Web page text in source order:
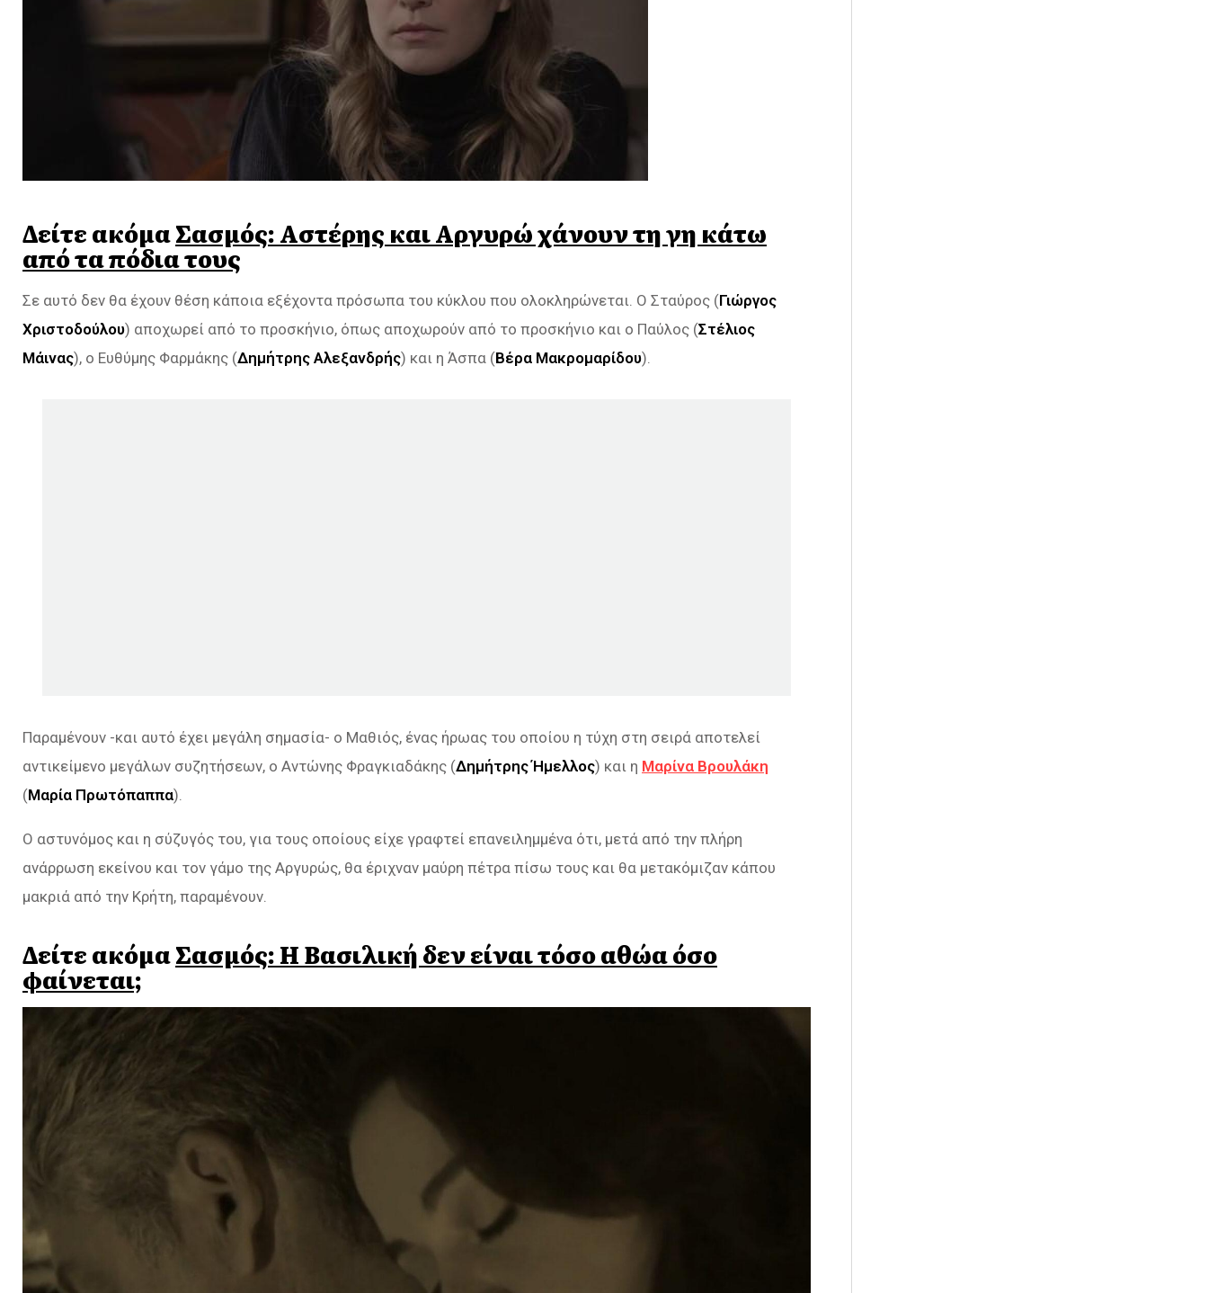
Δείτε ακόμαΣασμός: Αστέρης και Αργυρώ χάνουν τη γη κάτω
από τα πόδια τους
Σε αυτό δεν θα έχουν θέση κάποια εξέχοντα πρόσωπα του κύκλου που ολοκληρώνεται. Ο Σταύρος (Γιώργος
Χριστοδούλου) αποχωρεί από το προσκήνιο, όπως αποχωρούν από το προσκήνιο και ο Παύλος (Στέλιος
Μάινας), ο Ευθύμης Φαρμάκης (Δημήτρης Αλεξανδρής) και η Άσπα (Βέρα Μακρομαρίδου).
Παραμένουν -και αυτό έχει μεγάλη σημασία- ο Μαθιός, ένας ήρωας του οποίου η τύχη στη σειρά αποτελεί
αντικείμενο μεγάλων συζητήσεων, ο Αντώνης Φραγκιαδάκης (Δημήτρης Ήμελλος) και η Μαρίνα Βρουλάκη
(Μαρία Πρωτόπαππα).
Ο αστυνόμος και η σύζυγός του, για τους οποίους είχε γραφτεί επανειλημμένα ότι, μετά από την πλήρη
ανάρρωση εκείνου και τον γάμο της Αργυρώς, θα έριχναν μαύρη πέτρα πίσω τους και θα μετακόμιζαν κάπου
μακριά από την Κρήτη, παραμένουν.
Δείτε ακόμαΣασμός: Η Βασιλική δεν είναι τόσο αθώα όσο
φαίνεται;